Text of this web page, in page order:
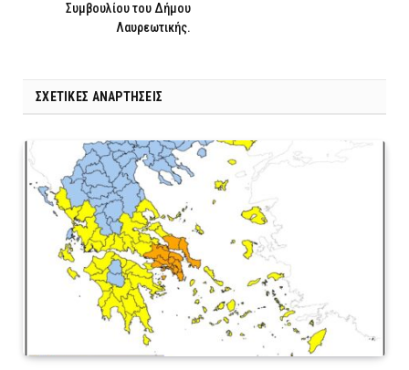
Συμβουλίου του Δήμου
Λαυρεωτικής.
ΣΧΕΤΙΚΈΣ ΑΝΑΡΤΉΣΕΙΣ